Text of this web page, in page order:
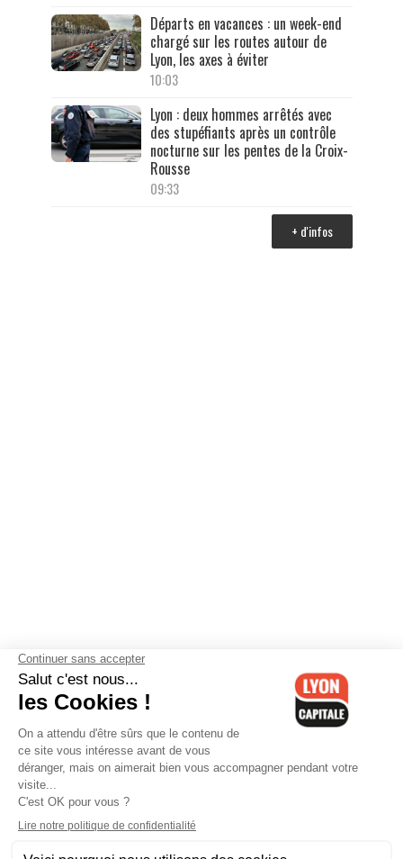
Départs en vacances : un week-end
chargé sur les routes autour de
Lyon, les axes à éviter
10:03
Lyon : deux hommes arrêtés avec
des stupéfiants après un contrôle
nocturne sur les pentes de la Croix-
Rousse
09:33
+ d'infos